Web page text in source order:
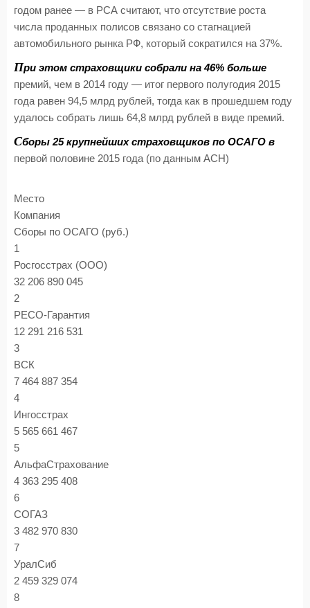
годом ранее — в РСА считают, что отсутствие роста
числа проданных полисов связано со стагнацией
автомобильного рынка РФ, который сократился на 37%.
При этом страховщики собрали на 46% больше
премий, чем в 2014 году — итог первого полугодия 2015
года равен 94,5 млрд рублей, тогда как в прошедшем году
удалось собрать лишь 64,8 млрд рублей в виде премий.
Сборы 25 крупнейших страховщиков по ОСАГО в
первой половине 2015 года (по данным АСН)
Место
Компания
Сборы по ОСАГО (руб.)
1
Росгосстрах (ООО)
32 206 890 045
2
РЕСО-Гарантия
12 291 216 531
3
ВСК
7 464 887 354
4
Ингосстрах
5 565 661 467
5
АльфаСтрахование
4 363 295 408
6
СОГАЗ
3 482 970 830
7
УралСиб
2 459 329 074
8